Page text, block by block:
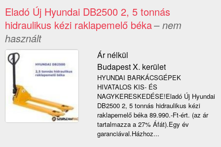
Eladó Új Hyundai DB2500 2, 5 tonnás
hidraulikus kézi raklapemelő béka– nem
használt
Ár nélkül
Budapest X. kerület
HYUNDAI BARKÁCSGÉPEK
HIVATALOS KIS- ÉS
NAGYKERESKEDÉSE!Eladó Új Hyundai
DB2500 2, 5 tonnás hidraulikus kézi
raklapemelő béka 89.990.-Ft-ért. (az ár
tartalmazza a 27% Áfát).Egy év
garanciával.Házhoz...